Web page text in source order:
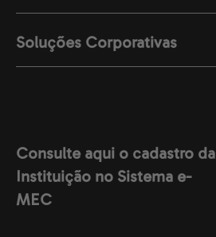
Soluções Corporativas
Consulte aqui o cadastro da
Instituição no Sistema e-
MEC